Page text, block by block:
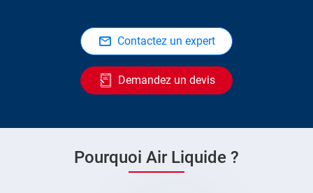
Contactez un expert
Demandez un devis
Pourquoi Air Liquide ?